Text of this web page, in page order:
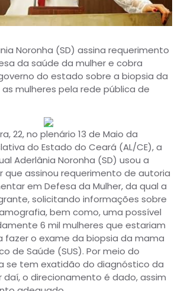
Noronha (SD) assina requerimento
da saúde da mulher e cobra
do estado sobre a biopsia da
mulheres pela rede pública de
22, no plenário 13 de Maio da
do Estado do Ceará (AL/CE), a
Aderlânia Noronha (SD) usou a
que assinou requerimento de autoria
em Defesa da Mulher, da qual a
solicitando informações sobre
bem como, uma possível
6 mil mulheres que estariam
fazer o exame da biopsia da mama
de Saúde (SUS). Por meio do
se tem exatidão do diagnóstico da
o direcionamento é dado, assim